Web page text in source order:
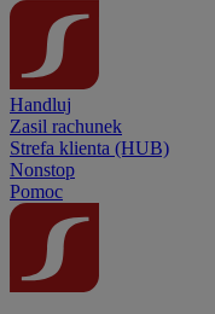
Handluj
Zasil rachunek
Strefa klienta (HUB)
Nonstop
Pomoc